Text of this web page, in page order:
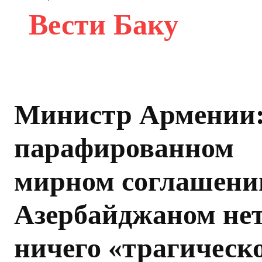
Вести Баку
Министр
парафированном
мирном
Азербайджаном
ничего